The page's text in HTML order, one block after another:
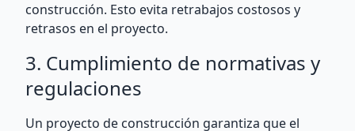
construcción. Esto evita retrabajos costosos y
retrasos en el proyecto.
3. Cumplimiento de normativas y
regulaciones
Un proyecto de construcción garantiza que el